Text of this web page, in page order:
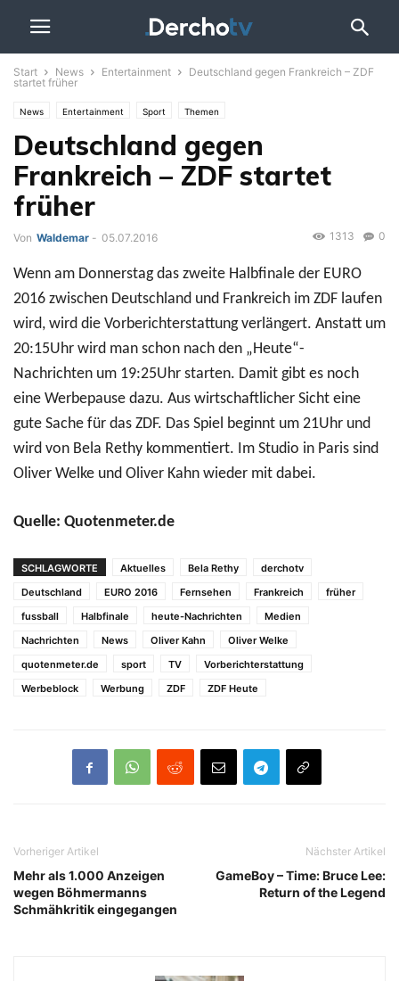
Start News Entertainment
Deutschland gegen Frankreich – ZDF
startet früher
News Entertainment Sport Themen
Deutschland gegen
Frankreich – ZDF startet
früher
Von Waldemar - 05.07.2016 0
1313
Wenn am Donnerstag das zweite Halbfinale der EURO
2016 zwischen Deutschland und Frankreich im ZDF laufen
wird, wird die Vorberichterstattung verlängert. Anstatt um
20:15Uhr wird man schon nach den „Heute“-
Nachrichten um 19:25Uhr starten. Damit gibt es noch
eine Werbepause dazu. Aus wirtschaftlicher Sicht eine
gute Sache für das ZDF. Das Spiel beginnt um 21Uhr und
wird von Bela Rethy kommentiert. Im Studio in Paris sind
Oliver Welke und Oliver Kahn wieder mit dabei.
Quelle: Quotenmeter.de
SCHLAGWORTE Aktuelles Bela Rethy
derchotv
Deutschland
EURO 2016 Fernsehen Frankreich
früher
fussball
Halbfinale heute-Nachrichten
Medien
Nachrichten
News Oliver Kahn
Oliver Welke
quotenmeter.de
sport TV
Vorberichterstattung
Werbeblock
Werbung ZDF ZDF Heute
Vorheriger Artikel
Mehr als 1.000 Anzeigen
wegen Böhmermanns
Schmähkritik eingegangen
Nächster Artikel
GameBoy – Time: Bruce Lee:
Return of the Legend